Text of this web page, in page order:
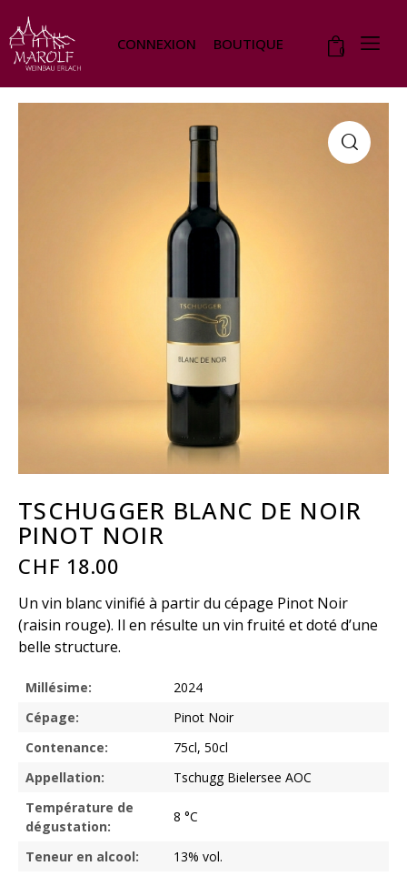
CONNEXION BOUTIQUE 0
TSCHUGGER BLANC DE NOIR
PINOT NOIR
CHF 18.00
Un vin blanc vinifié à partir du cépage Pinot Noir
(raisin rouge). Il en résulte un vin fruité et doté d’une
belle structure.
Millésime:
2024
Cépage:
Pinot Noir
Contenance:
75cl, 50cl
Appellation:
Tschugg Bielersee AOC
Température de
dégustation:
8 °C
Teneur en alcool: 13% vol.